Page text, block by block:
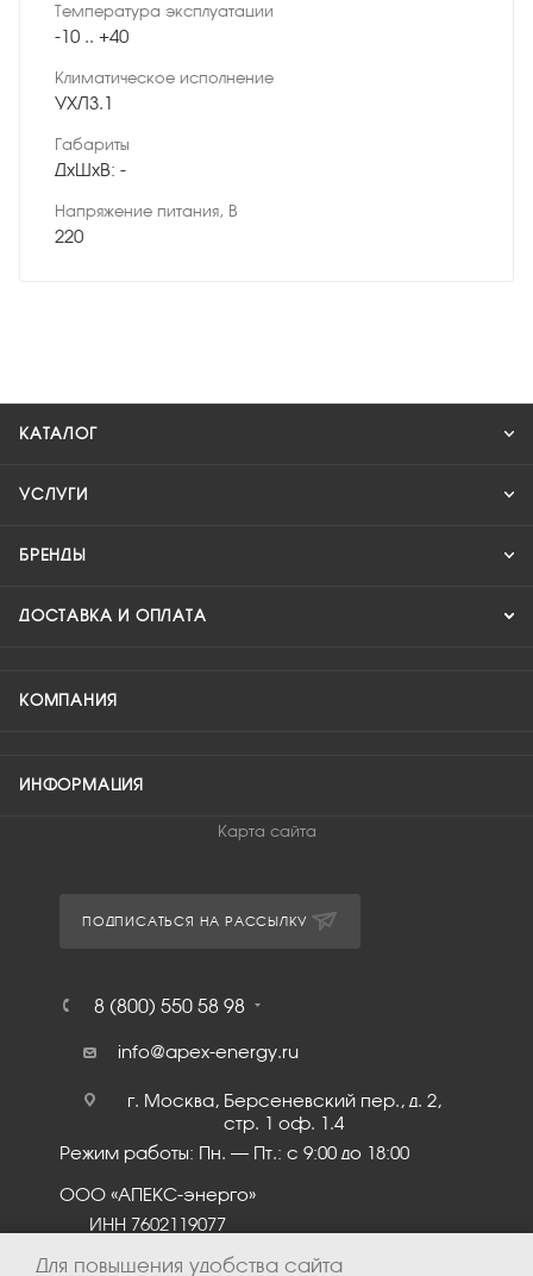
Температура эксплуатации
-10 .. +40
Климатическое исполнение
УХЛ3.1
Габариты
ДхШхВ: -
Напряжение питания, В
220
КАТАЛОГ
УСЛУГИ
БРЕНДЫ
ДОСТАВКА И ОПЛАТА
КОМПАНИЯ
ИНФОРМАЦИЯ
Карта сайта
ПОДПИСАТЬСЯ НА РАССЫЛКУ
8 (800) 550 58 98
info@apex-energy.ru
г. Москва, Берсеневский пер., д. 2,
стр. 1 оф. 1.4
Режим работы: Пн. – Пт.: с 9:00 до 18:00
ООО «АПЕКС-энерго»
ИНН 7602119077
Для повышения удобства сайта